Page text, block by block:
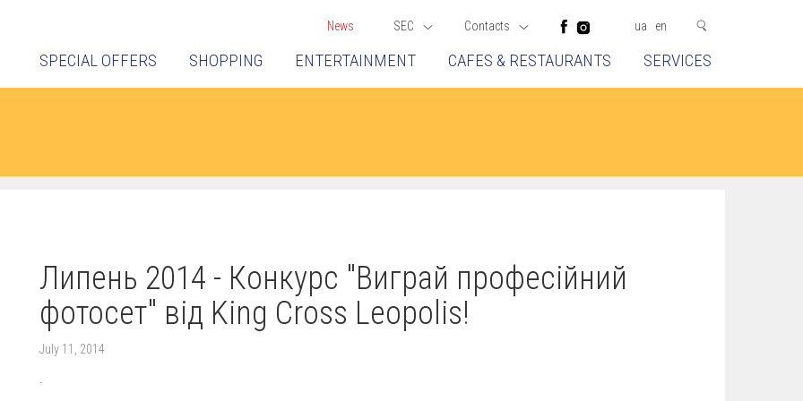
News SEC Contacts ua en
SPECIAL OFFERS SHOPPING ENTERTAINMENT CAFES & RESTAURANTS SERVICES
Липень 2014 - Конкурс "Виграй професійний
фотосет" від King Cross Leopolis!
July 11, 2014
.